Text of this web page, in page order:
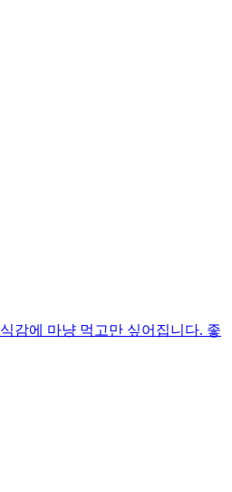
감에 마냥 먹고만 싶어집니다. 좋